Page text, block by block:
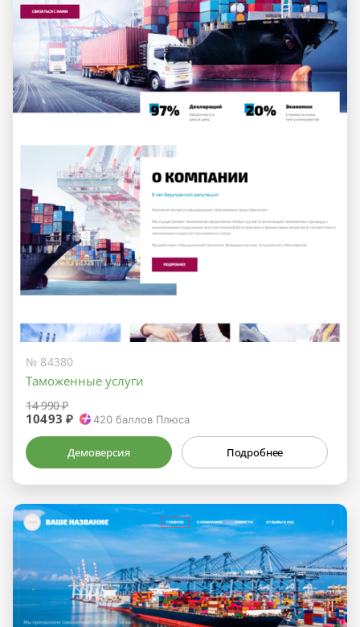
№ 84380
Таможенные услуги
14 990 ₽
10493 ₽ 420 баллов Плюса
Демоверсия Подробнее